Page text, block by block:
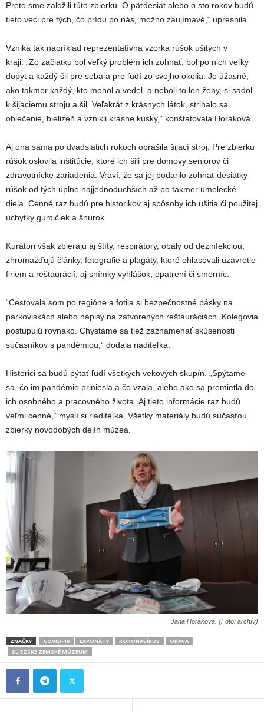
Preto sme založili túto zbierku. O päťdesiat alebo o sto rokov budú
tieto veci pre tých, čo prídu po nás, možno zaujímavé,“ upresnila.
Vzniká tak napríklad reprezentatívna vzorka rúšok ušitých v
kraji. „Zo začiatku bol veľký problém ich zohnať, bol po nich veľký
dopyt a každý šil pre seba a pre ľudí zo svojho okolia. Je úžasné,
ako takmer každý, kto mohol a vedel, a neboli to len ženy, si sadol
k šijaciemu stroju a šil. Veľakrát z krásnych látok, strihalo sa
oblečenie, bielizeň a vznikli krásne kúsky,“ konštatovala Horáková.
Aj ona sama po dvadsiatich rokoch oprášila šijací stroj. Pre zbierku
rúšok oslovila inštitúcie, ktoré ich šili pre domovy seniorov či
zdravotnícke zariadenia. Vraví, že sa jej podarilo zohnať desiatky
rúšok od tých úplne najjednoduchších až po takmer umelecké
diela. Cenné raz budú pre historikov aj spôsoby ich ušitia či použitej
úchytky gumičiek a šnúrok.
Kurátori však zbierajú aj štíty, respirátory, obaly od dezinfekciou,
zhromažďujú články, fotografie a plagáty, ktoré ohlasovali uzavretie
firiem a reštaurácií, aj snímky vyhlášok, opatrení či smerníc.
“Cestovala som po regióne a fotila si bezpečnostné pásky na
parkoviskách alebo nápisy na zatvorených reštauráciách. Kolegovia
postupujú rovnako. Chystáme sa tiež zaznamenať skúsenosti
súčasníkov s pandémiou,“ dodala riaditeľka.
Historici sa budú pýtať ľudí všetkých vekových skupín. „Spýtame
sa, čo im pandémie priniesla a čo vzala, alebo ako sa premietla do
ich osobného a pracovného života. Aj tieto informácie raz budú
veľmi cenné,“ myslí si riaditeľka. Všetky materiály budú súčasťou
zbierky novodobých dejín múzea.
Jana Horáková. (Foto: archív)
ZNAČKY COVID-19 EXPONÁTY KORONAVÍRUS
OPAVA
SLIEZSKE ZEMSKÉ MÚZEUM